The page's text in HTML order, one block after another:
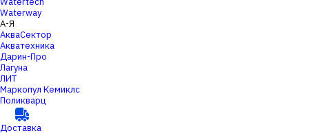
Waterway
А-Я
АкваСектор
Акватехника
Дарин-Про
Лагуна
ЛИТ
Маркопул Кемиклс
Поликварц
Доставка